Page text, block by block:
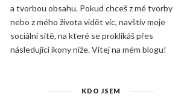
a tvorbou obsahu. Pokud chceš z mé tvorby
nebo z mého života vidět víc, navštiv moje
sociální sítě, na které se proklikáš přes
následující ikony níže. Vítej na mém blogu!
KDO JSEM